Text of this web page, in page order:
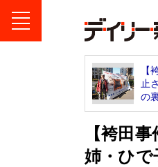
【
止
の
【袴田
姉・ひで